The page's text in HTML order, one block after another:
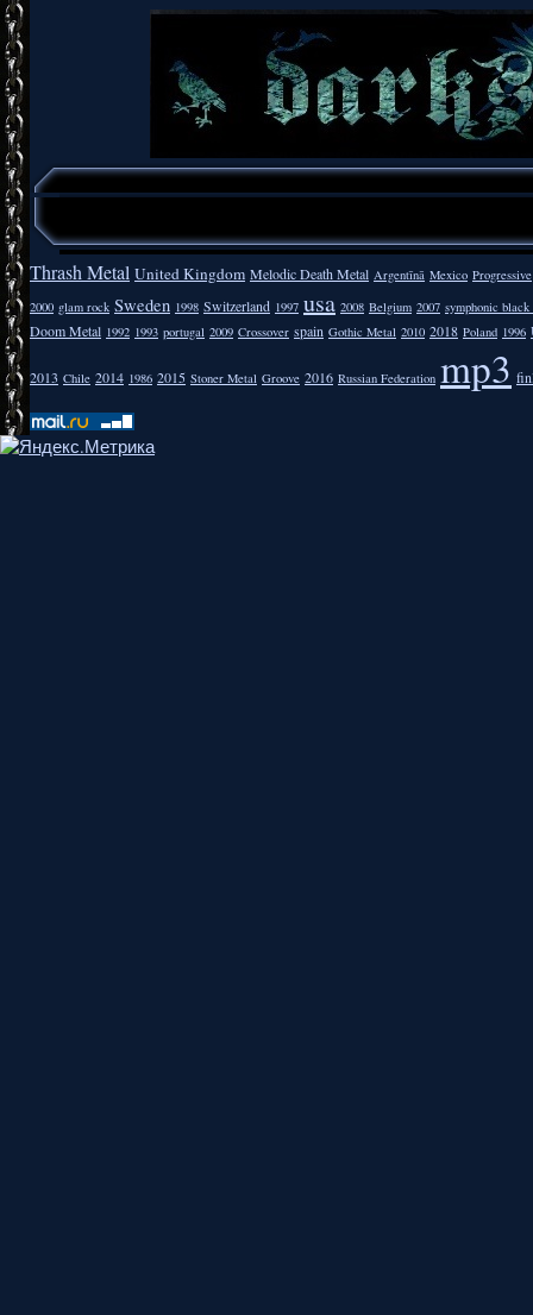
Thrash Metal United Kingdom Melodic Death Metal Argentīnā Mexico Progressive
2000 glam rock Sweden 1998 Switzerland 1997 usa 2008 Belgium 2007 symphonic
Doom Metal 1992 1993 portugal 2009 Crossover spain Gothic Metal 2010 2018 Poland 1996
2013 Chile 2014 1986 2015 Stoner Metal Groove 2016 Russian Federation mp3